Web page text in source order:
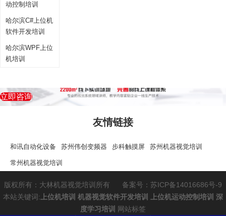
动控制培训
哈尔滨C#上位机
软件开发培训
哈尔滨WPF上位
机培训
立即咨询
友情链接
和讯自动化设备 苏州伟创变频器 步科触摸屏 苏州机器视觉培训
常州机器视觉培训
版权所有：大林机器视觉培训所有
备案号：苏ICP备14016686号-9
本站关键词: 上位机培训 机器视觉软件开发培训 上位机运动控制培训
深
度学习培训
网站标签